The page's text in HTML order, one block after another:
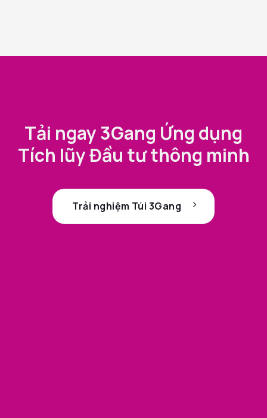
Tải ngay 3Gang Ứng dụng
Tích lũy Đầu tư thông minh
Trải nghiệm Túi 3Gang